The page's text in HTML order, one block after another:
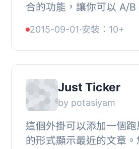
合的功能，讓你可以 A/B
化。在測試標題時，你可
或少的變...
2015-09-01·安裝：10+
Just Ticker
by potasiyam
這個外掛可以添加一個
的形式顯示最近的文章。